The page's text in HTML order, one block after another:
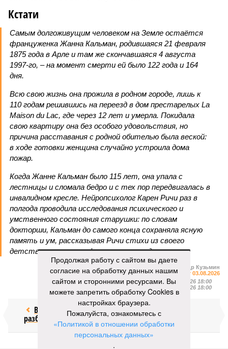
Кстати
Самым долгоживущим человеком на Земле остаётся
француженка Жанна Кальман, родившаяся 21 февраля
1875 года в Арле и там же скончавшаяся 4 августа
1997-го, – на момент смерти ей было 122 года и 164
дня.
Всю свою жизнь она прожила в родном городе, лишь к
110 годам решившись на переезд в дом престарелых La
Maison du Lac, где через 12 лет и умерла. Покидала
свою квартиру она без особого удовольствия, но
причина расставания с родной обителью была веской:
в ходе готовки женщина случайно устроила дома
пожар.
Когда Жанне Кальман было 115 лет, она упала с
лестницы и сломала бедро и с тех пор передвигалась в
инвалидном кресле. Нейропсихолог Карен Ричи раз в
полгода проводила исследования психического и
умственного состояния старушки: по словам
докторши, Кальман до самого конца сохраняла ясную
память и ум, рассказывая Ричи стихи из своего
детства и решая арифметические задачки.
Александр Кузьмин
Газета «Наша версия» №29 от 03.08.2026
Опубликовано:04.08.2026 18:00
Отредактировано:
04.08.2026 18:00
Воры без
разбора
Последние
времена
Продолжая работу с сайтом вы даете
согласие на обработку данных нашим
сайтом и сторонними ресурсами. Вы
можете запретить обработку Cookies в
настройках браузера.
Пожалуйста, ознакомьтесь с
«Политикой в отношении обработки
персональных данных»
.